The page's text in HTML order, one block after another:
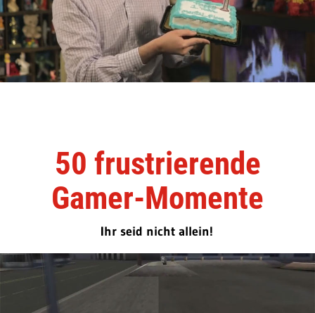
50 frustrierende
Gamer-Momente
Ihr seid nicht allein!